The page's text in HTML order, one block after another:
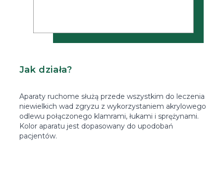
Jak działa?
Aparaty ruchome służą przede wszystkim do leczenia
niewielkich wad zgryzu z wykorzystaniem akrylowego
odlewu połączonego klamrami, łukami i sprężynami.
Kolor aparatu jest dopasowany do upodobań
pacjentów.